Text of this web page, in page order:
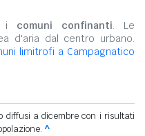
i comuni confinanti. Le
d'aria dal centro urbano.
limitrofi a Campagnatico
diffusi a dicembre con i risultati
^